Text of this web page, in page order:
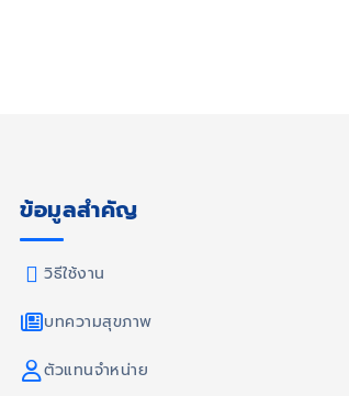
ข้อมูลสำคัญ
วิธีใช้งาน
บทความสุขภาพ
ตัวแทนจำหน่าย